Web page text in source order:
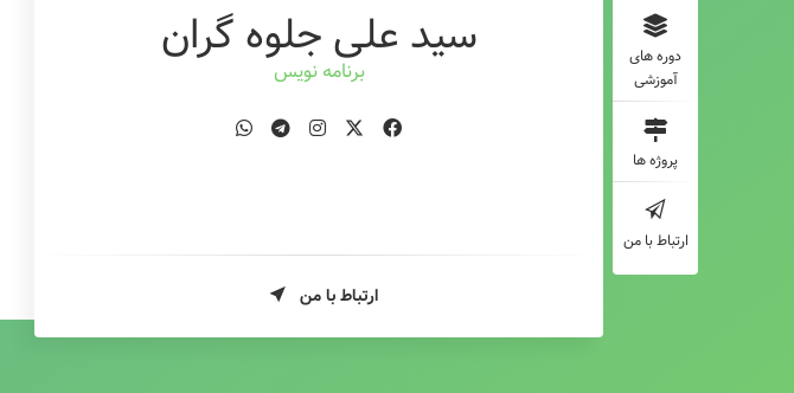
دوره های
آموزشی
پروژه ها
ارتباط با من
سید علی جلوه گران
برنامه ن
ارتباط با من